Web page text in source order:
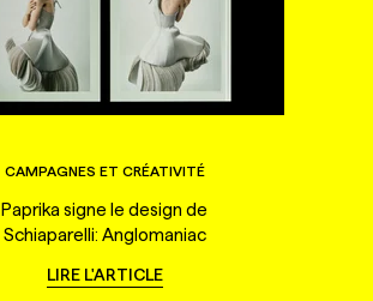
CAMPAGNES ET CRÉATIVITÉ
Paprika signe le design de
Schiaparelli: Anglomaniac
LIRE L'ARTICLE